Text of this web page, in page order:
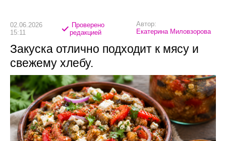
02.06.2026
15:11
Проверено
редакцией
Автор:
Екатерина Миловзорова
Закуска отлично подходит к мясу и
свежему хлебу.